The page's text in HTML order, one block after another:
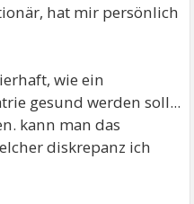
hat mir persönlich
wie ein
gesund werden soll...
kann man das
diskrepanz ich